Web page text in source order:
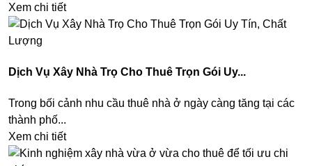
Xem chi tiết
Dịch Vụ Xây Nhà Trọ Cho Thuê Trọn Gói Uy...
Trong bối cảnh nhu cầu thuê nhà ở ngày càng tăng tại các
thành phố...
Xem chi tiết